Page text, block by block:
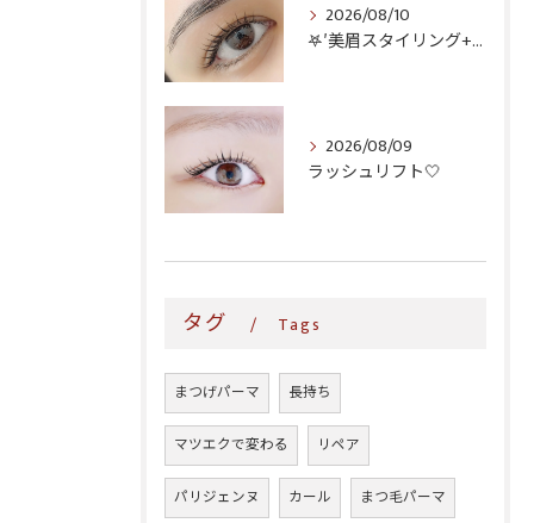
2026/08/10
𖤐′美眉スタイリング+ラッシュリフト♥️
2026/08/09
ラッシュリフト‎🤍
タグ Tags
まつげパーマ 長持ち
マツエクで変わる リペア
パリジェンヌ カール まつ毛パーマ